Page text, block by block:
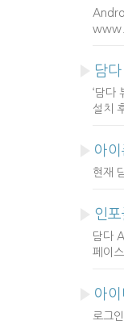
담
‘담다
설치
아
현재
인
담다
페이
아
로그